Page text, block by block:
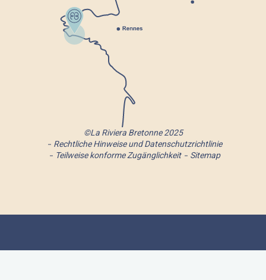
©La Riviera Bretonne 2025
Rechtliche Hinweise und Datenschutzrichtlinie
Teilweise konforme Zugänglichkeit
Sitemap